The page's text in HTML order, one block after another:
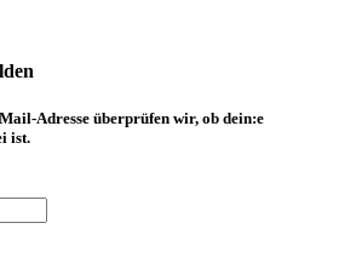
Adresse überprüfen wir, ob dein:e
ist.